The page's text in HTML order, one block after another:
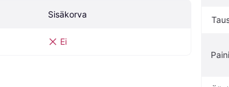
Sisäkorva
Ei